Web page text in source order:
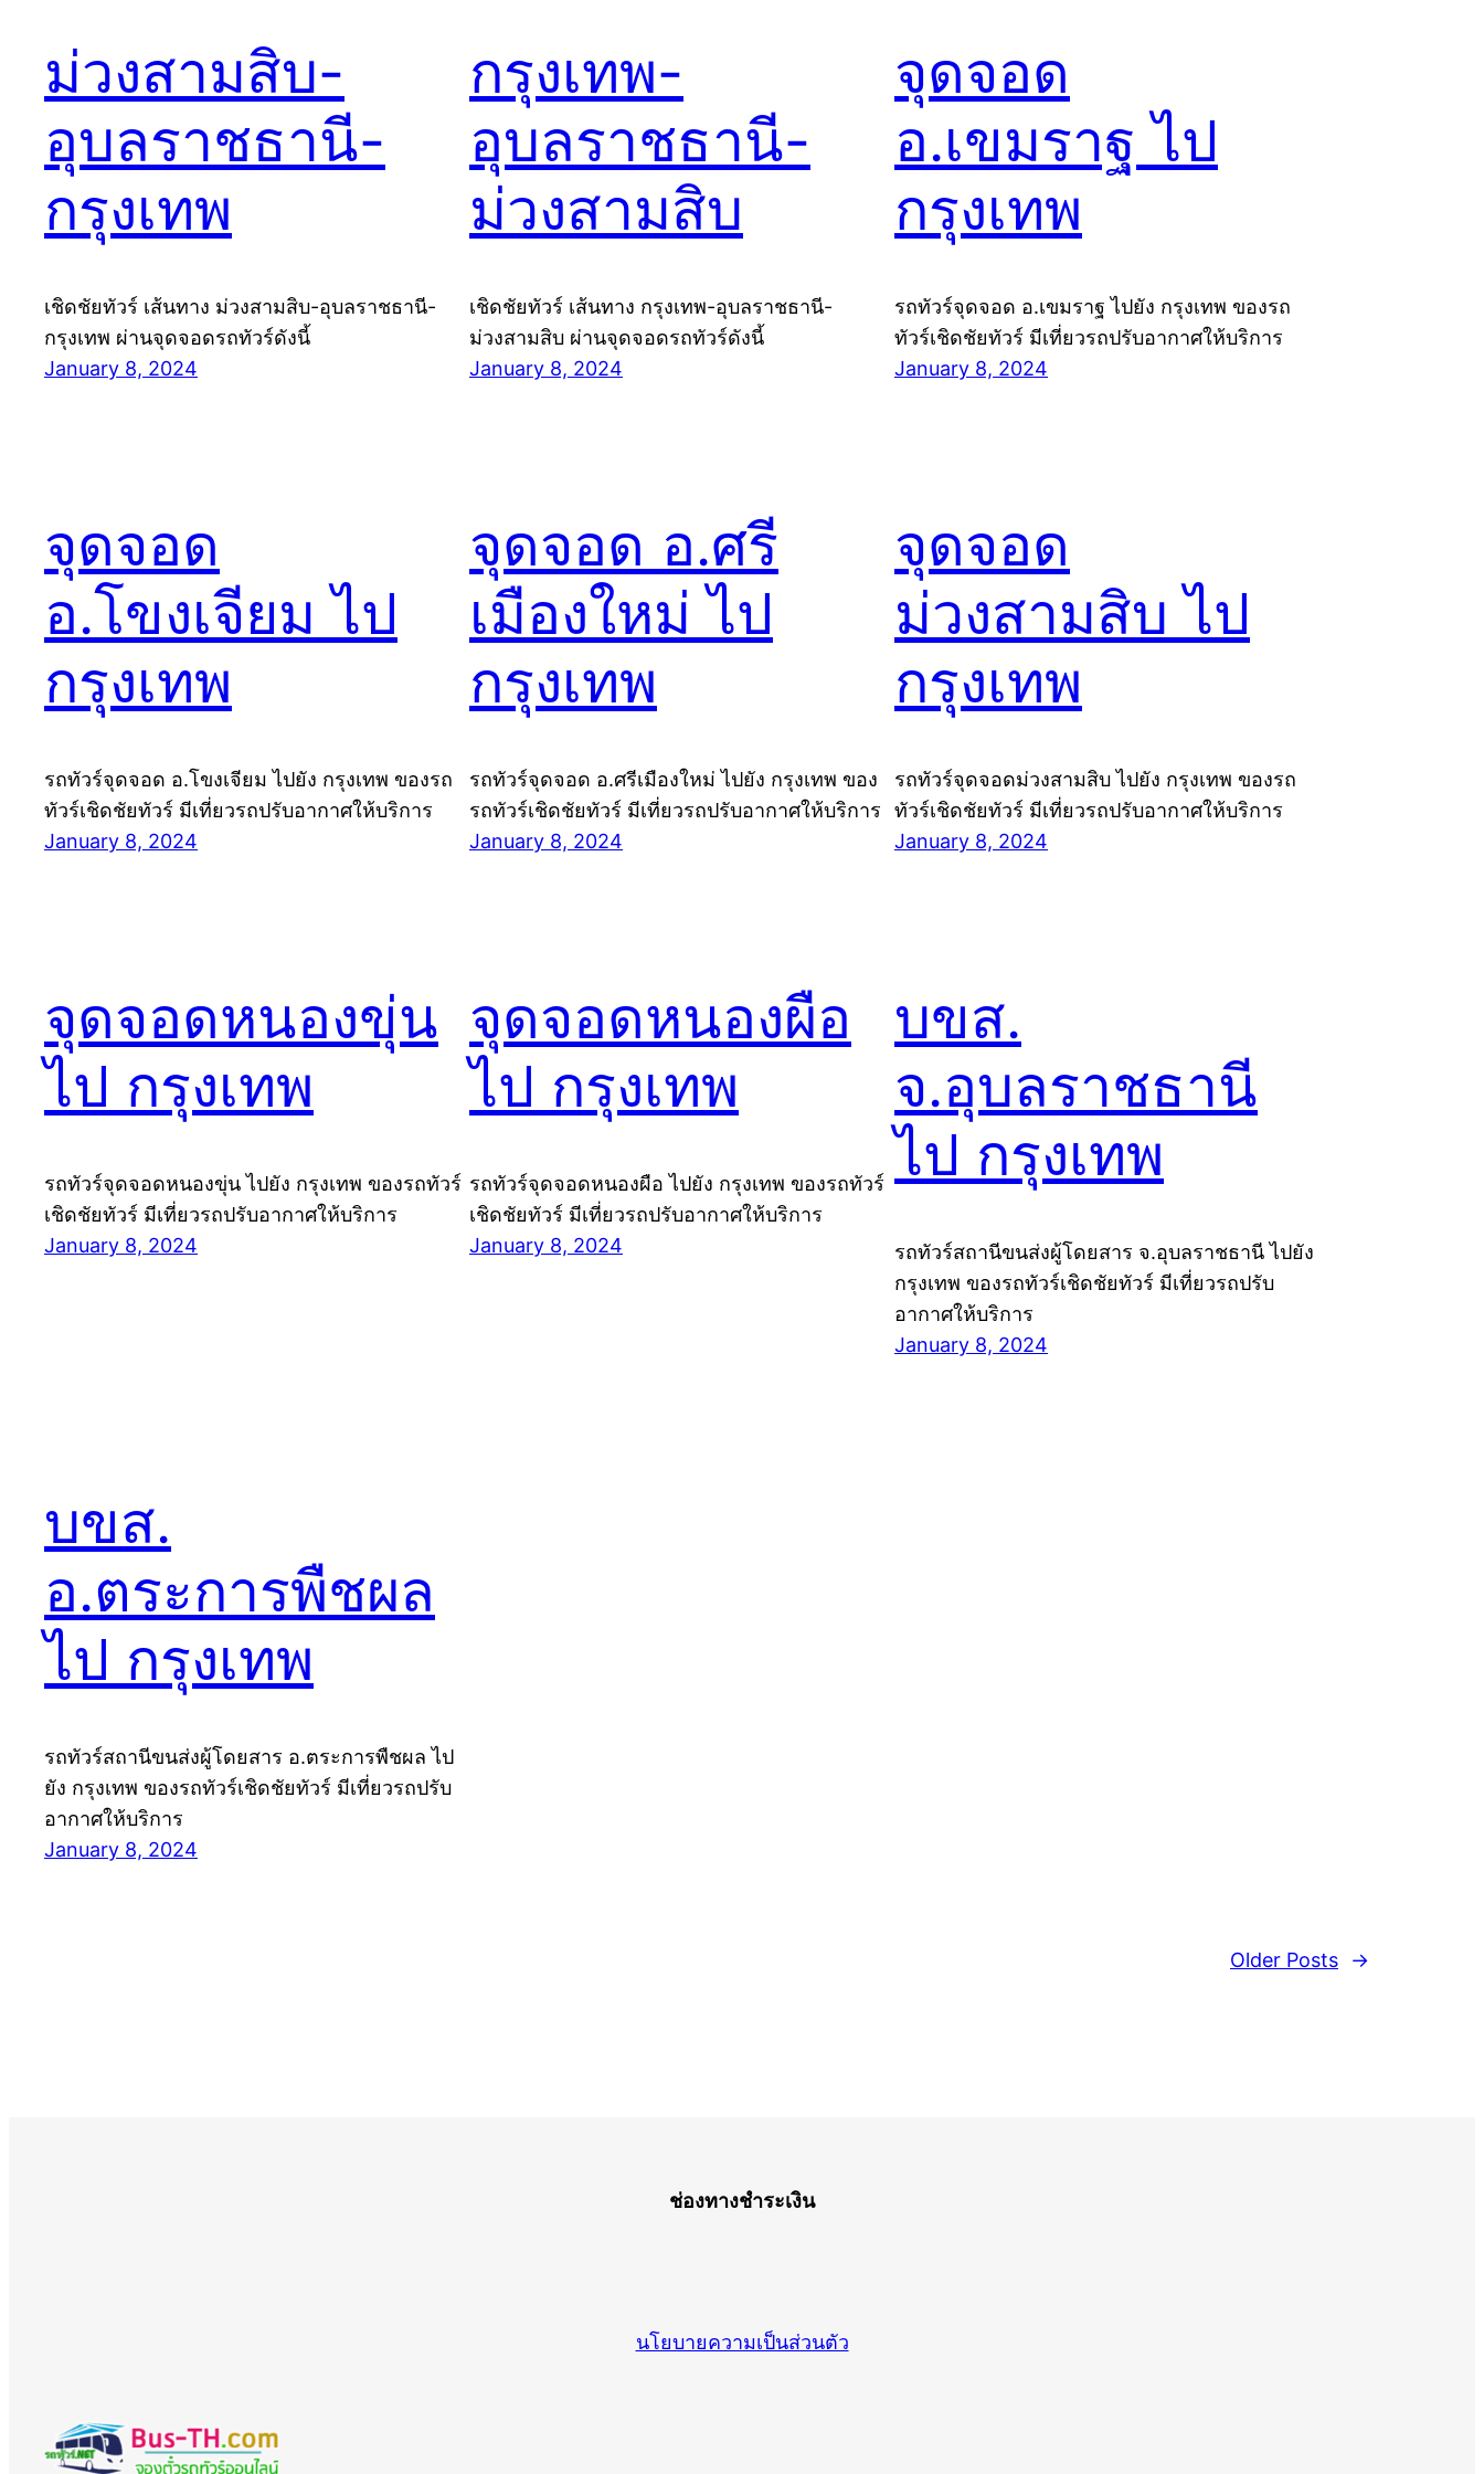
ม่วงสามสิบ-
อุบลราชธานี-
กรุงเทพ
เชิดชัยทัวร์ เส้นทาง ม่วงสามสิบ-อุบลราชธานี-
กรุงเทพ ผ่านจุดจอดรถทัวร์ดังนี้
January 8, 2024
กรุงเทพ-
อุบลราชธานี-
ม่วงสามสิบ
เชิดชัยทัวร์ เส้นทาง กรุงเทพ-อุบลราชธานี-
ม่วงสามสิบ ผ่านจุดจอดรถทัวร์ดังนี้
January 8, 2024
จุดจอด
อ.เขมราฐ ไป
กรุงเทพ
รถทัวร์จุดจอด อ.เขมราฐ ไปยัง กรุงเทพ ของรถ
ทัวร์เชิดชัยทัวร์ มีเที่ยวรถปรับอากาศให้บริการ
January 8, 2024
จุดจอด
อ.โขงเจียม ไป
กรุงเทพ
รถทัวร์จุดจอด อ.โขงเจียม ไปยัง กรุงเทพ ของรถ
ทัวร์เชิดชัยทัวร์ มีเที่ยวรถปรับอากาศให้บริการ
January 8, 2024
จุดจอด อ.ศรี
เมืองใหม่ ไป
กรุงเทพ
รถทัวร์จุดจอด อ.ศรีเมืองใหม่ ไปยัง กรุงเทพ ของ
รถทัวร์เชิดชัยทัวร์ มีเที่ยวรถปรับอากาศให้บริการ
January 8, 2024
จุดจอด
ม่วงสามสิบ ไป
กรุงเทพ
รถทัวร์จุดจอดม่วงสามสิบ ไปยัง กรุงเทพ ของรถ
ทัวร์เชิดชัยทัวร์ มีเที่ยวรถปรับอากาศให้บริการ
January 8, 2024
จุดจอดหนองขุ่น
ไป กรุงเทพ
รถทัวร์จุดจอดหนองขุ่น ไปยัง กรุงเทพ ของรถทัวร์
เชิดชัยทัวร์ มีเที่ยวรถปรับอากาศให้บริการ
January 8, 2024
จุดจอดหนองผือ
ไป กรุงเทพ
รถทัวร์จุดจอดหนองผือ ไปยัง กรุงเทพ ของรถทัวร์
เชิดชัยทัวร์ มีเที่ยวรถปรับอากาศให้บริการ
January 8, 2024
บขส.
จ.อุบลราชธานี
ไป กรุงเทพ
รถทัวร์สถานีขนส่งผู้โดยสาร จ.อุบลราชธานี ไปยัง
กรุงเทพ ของรถทัวร์เชิดชัยทัวร์ มีเที่ยวรถปรับ
อากาศให้บริการ
January 8, 2024
บขส.
อ.ตระการพืชผล
ไป กรุงเทพ
รถทัวร์สถานีขนส่งผู้โดยสาร อ.ตระการพืชผล ไป
ยัง กรุงเทพ ของรถทัวร์เชิดชัยทัวร์ มีเที่ยวรถปรับ
อากาศให้บริการ
January 8, 2024
Older Posts →
ช่องทางชำระเงิน
นโยบายความเป็นส่วนตัว